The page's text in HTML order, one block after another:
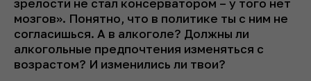
зрелости не стал консерватором – у того нет
мозгов». Понятно, что в политике ты с ним не
согласишься. А в алкоголе? Должны ли
алкогольные предпочтения изменяться с
возрастом? И изменились ли твои?